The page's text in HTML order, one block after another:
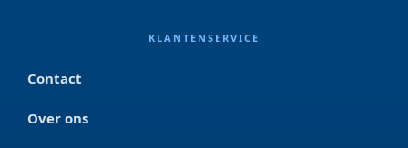
KLANTENSERVICE
Contact
Over ons